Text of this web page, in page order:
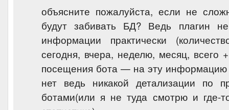
объясните пожалуйста, если не
будут забивать БД? Ведь плагин
информации практически
сегодня, вчера, неделю, месяц, всего
посещения бота — на эту
нет ведь никакой детализации по
ботами(или я не туда смотрю и где-